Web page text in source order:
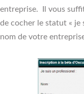
entreprise. Il vous
de cocher le statut « je
nom de votre